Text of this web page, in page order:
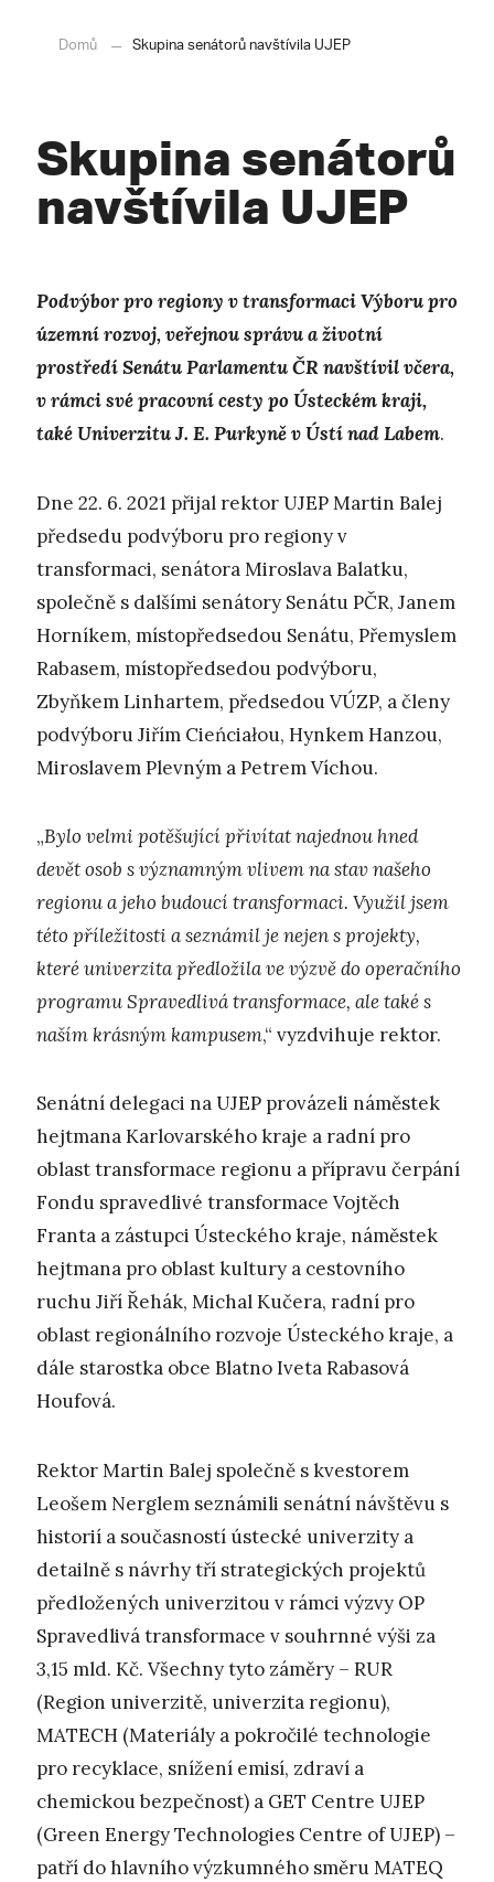
Domů Skupina senátorů navštívila UJEP
Skupina senátorů
navštívila UJEP
Podvýbor pro regiony v transformaci Výboru pro
územní rozvoj, veřejnou správu a životní
prostředí Senátu Parlamentu ČR navštívil včera,
v rámci své pracovní cesty po Ústeckém kraji,
také Univerzitu J. E. Purkyně v Ústí nad Labem.
Dne 22. 6. 2021 přijal rektor UJEP Martin Balej
předsedu podvýboru pro regiony v
transformaci, senátora Miroslava Balatku,
společně s dalšími senátory Senátu PČR, Janem
Horníkem, místopředsedou Senátu, Přemyslem
Rabasem, místopředsedou podvýboru,
Zbyňkem Linhartem, předsedou VÚZP, a členy
podvýboru Jiřím Cieńciałou, Hynkem Hanzou,
Miroslavem Plevným a Petrem Víchou.
„Bylo velmi potěšující přivítat najednou hned
devět osob s významným vlivem na stav našeho
regionu a jeho budoucí transformaci. Využil jsem
této příležitosti a seznámil je nejen s projekty,
které univerzita předložila ve výzvě do operačního
programu Spravedlivá transformace, ale také s
naším krásným kampusem,“ vyzdvihuje rektor.
Senátní delegaci na UJEP provázeli náměstek
hejtmana Karlovarského kraje a radní pro
oblast transformace regionu a přípravu čerpání
Fondu spravedlivé transformace Vojtěch
Franta a zástupci Ústeckého kraje, náměstek
hejtmana pro oblast kultury a cestovního
ruchu Jiří Řehák, Michal Kučera, radní pro
oblast regionálního rozvoje Ústeckého kraje, a
dále starostka obce Blatno Iveta Rabasová
Houfová.
Rektor Martin Balej společně s kvestorem
Leošem Nerglem seznámili senátní návštěvu s
historií a současností ústecké univerzity a
detailně s návrhy tří strategických projektů
předložených univerzitou v rámci výzvy OP
Spravedlivá transformace v souhrnné výši za
3,15 mld. Kč. Všechny tyto záměry – RUR
(Region univerzitě, univerzita regionu),
MATECH (Materiály a pokročilé technologie
pro recyklace, snížení emisí, zdraví a
chemickou bezpečnost) a GET Centre UJEP
(Green Energy Technologies Centre of UJEP) –
patří do hlavního výzkumného směru MATEQ